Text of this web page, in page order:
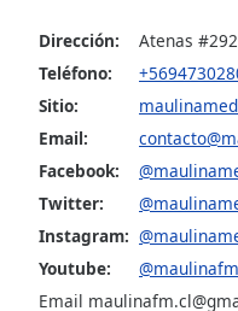
Opacity
Font
Edge
Style
Dirección:
Atenas
Teléfono:
Sitio:
Email:
Facebook:
Twitter:
Instagram:
Youtube:
@maulinafm
Email